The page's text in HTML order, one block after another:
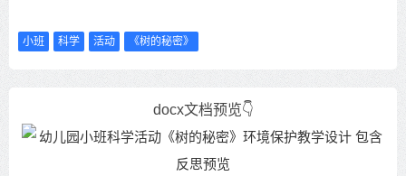
小班 科学 活动 《树的秘密》
docx文档预览👇